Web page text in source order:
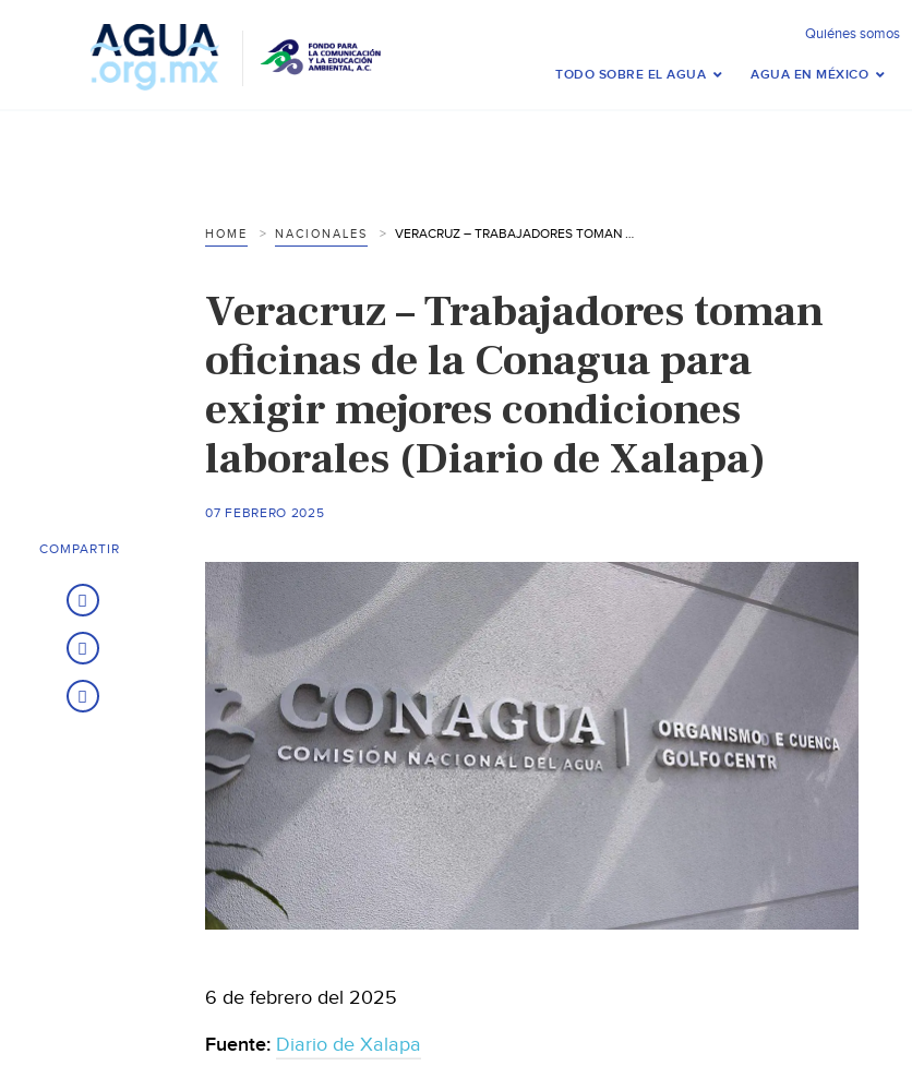
Quiénes somos
TODO SOBRE EL AGUA AGUA EN MÉXICO
HOME NACIONALES VERACRUZ – TRABAJADORES TOMAN OFICINAS DE LA CONAGUA PARA EXIGIR MEJORES CONDICIONES LABORALES (DIARIO DE XALAPA)
Veracruz – Trabajadores toman
oficinas de la Conagua para
exigir mejores condiciones
laborales (Diario de Xalapa)
07 FEBRERO 2025
6 de febrero del 2025
Fuente: Diario de Xalapa
COMPARTIR